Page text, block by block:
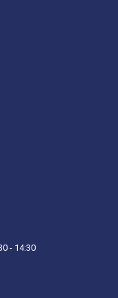
- 14:30